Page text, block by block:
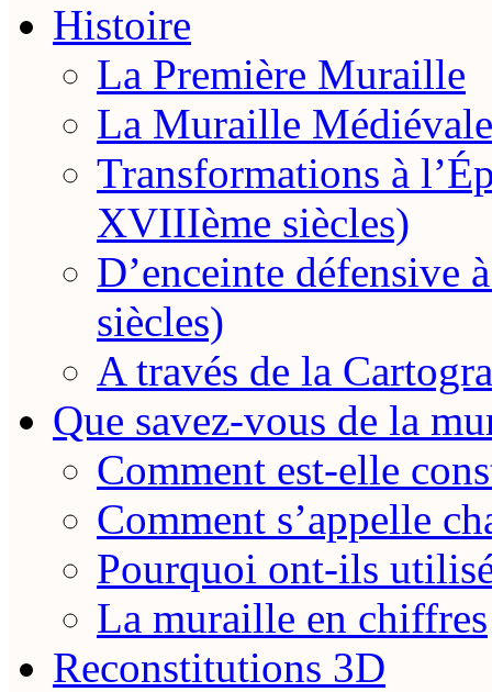
Histoire
La Première Muraille
La Muraille
Transformations à
XVIIIème siècles)
D’enceinte défensive
siècles)
A través de la
Que savez-vous de la
Comment est-elle
Comment s’appelle
Pourquoi ont-ils
La muraille en chiffres
Reconstitutions 3D